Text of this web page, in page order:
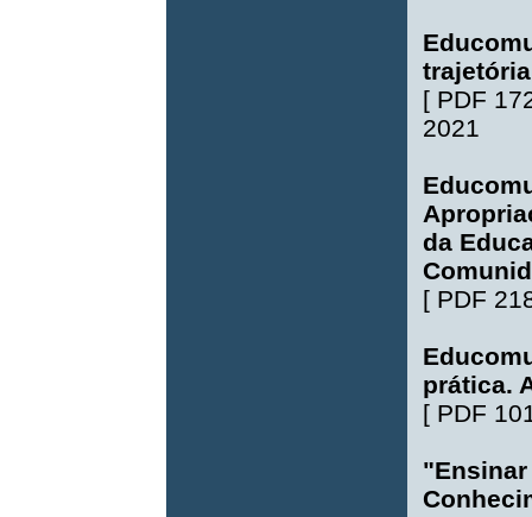
[ PDF
2021
da
[ PDF
prática.
[ PDF
"Ensinar